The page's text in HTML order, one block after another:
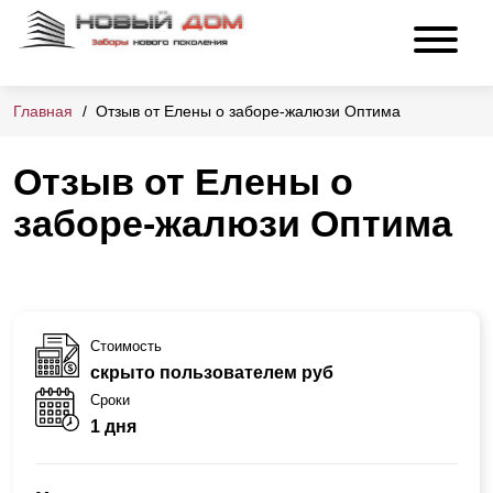
Главная Отзыв от Елены о заборе-жалюзи Оптима
Отзыв от Елены о
заборе-жалюзи Оптима
Стоимость
скрыто пользователем руб
Сроки
1 дня